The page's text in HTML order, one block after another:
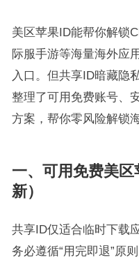
美区苹果ID能帮你解锁
际服手游等海量海外应
入口。但共享ID暗藏隐
整理了可用免费账号、
方案，帮你零风险解锁
一、可用免费美
新）
共享ID仅适合临时下载
务必遵循“用完即退”原